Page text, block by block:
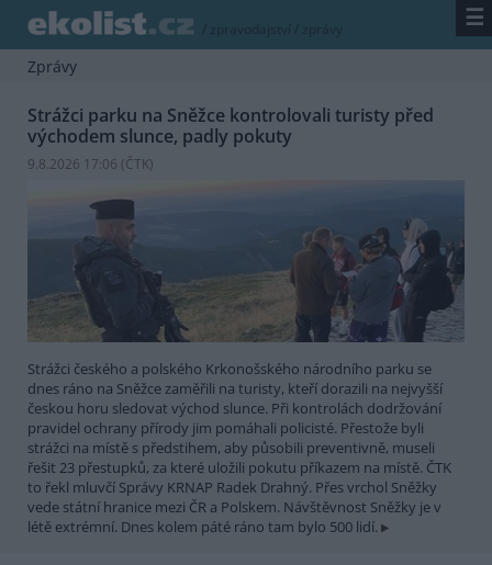
/ zpravodajství / zprávy ☰
Zprávy
Strážci parku na Sněžce kontrolovali turisty před
východem slunce, padly pokuty
9.8.2026 17:06 (ČTK)
Strážci českého a polského Krkonošského národního parku se
dnes ráno na Sněžce zaměřili na turisty, kteří dorazili na nejvyšší
českou horu sledovat východ slunce. Při kontrolách dodržování
pravidel ochrany přírody jim pomáhali policisté. Přestože byli
strážci na místě s předstihem, aby působili preventivně, museli
řešit 23 přestupků, za které uložili pokutu příkazem na místě. ČTK
to řekl mluvčí Správy KRNAP Radek Drahný. Přes vrchol Sněžky
vede státní hranice mezi ČR a Polskem. Návštěvnost Sněžky je v
létě extrémní. Dnes kolem páté ráno tam bylo 500 lidí.